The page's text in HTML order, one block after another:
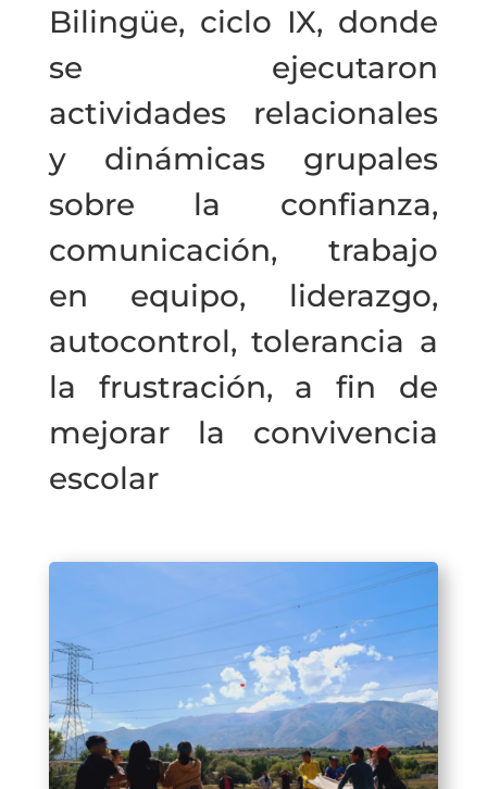
Bilingüe, ciclo IX, donde
se ejecutaron
actividades relacionales
y dinámicas grupales
sobre la confianza,
comunicación, trabajo
en equipo, liderazgo,
autocontrol, tolerancia a
la frustración, a fin de
mejorar la convivencia
escolar